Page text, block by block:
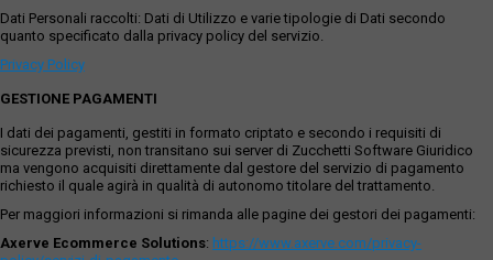
Dati Personali raccolti: Dati di Utilizzo e varie tipologie di Dati secondo
quanto specificato dalla privacy policy del servizio.
Privacy Policy
GESTIONE PAGAMENTI
I dati dei pagamenti, gestiti in formato criptato e secondo i requisiti di
sicurezza previsti, non transitano sui server di Zucchetti Software Giuridico
ma vengono acquisiti direttamente dal gestore del servizio di pagamento
richiesto il quale agirà in qualità di autonomo titolare del trattamento.
Per maggiori informazioni si rimanda alle pagine dei gestori dei pagamenti:
Axerve Ecommerce Solutions: https://www.axerve.com/privacy-